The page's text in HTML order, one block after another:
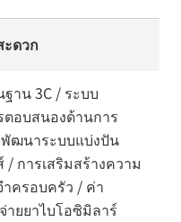
ดวก
าน 3C / ระบบ
อบสนองด้านการ
พัฒนาระบบแบ่งปัน
การเสริมสร้างความ
ำครอบครัว / ค่า
ายยาไบโอซิมิลาร์